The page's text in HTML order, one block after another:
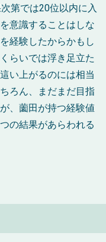
第では20位以内に入
意識することはしな
経験したからかもし
らいでは浮き足立た
い上がるのには相当
ろん、まだまだ目指
、薗田が持つ経験値
の結果があらわれる